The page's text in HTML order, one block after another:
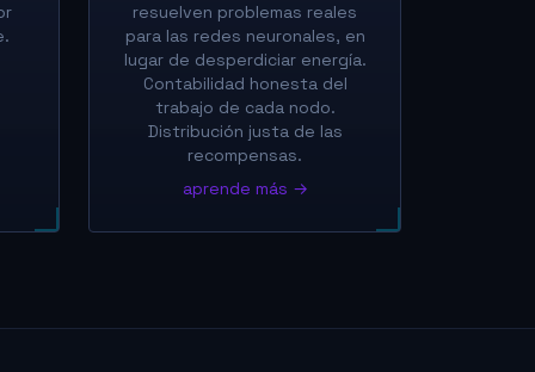
resuelven problemas reales
para las redes neuronales, en
lugar de desperdiciar energía.
Contabilidad honesta del
trabajo de cada nodo.
Distribución justa de las
recompensas.
aprende más →